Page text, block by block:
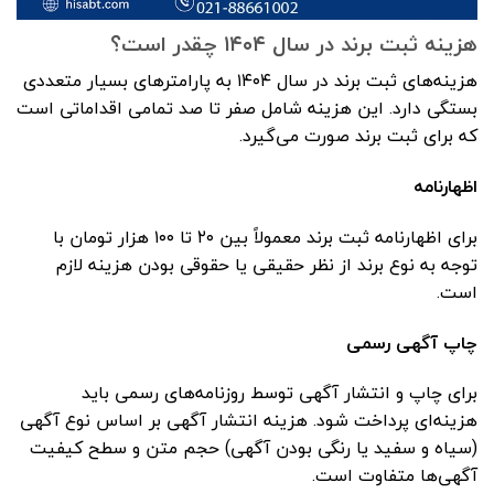
هزینه ثبت برند در سال ۱۴۰۴ چقدر است؟
هزینه‌های ثبت برند در سال ۱۴۰۴ به پارامترهای بسیار متعددی
بستگی دارد. این هزینه شامل صفر تا صد تمامی اقداماتی است
که برای ثبت برند صورت می‌گیرد.
اظهارنامه
برای اظهارنامه ثبت برند معمولاً بین ۲۰ تا ۱۰۰ هزار تومان با
توجه به نوع برند از نظر حقیقی یا حقوقی بودن هزینه لازم
است.
چاپ آگهی رسمی
برای چاپ و انتشار آگهی توسط روزنامه‌های رسمی باید
هزینه‌ای پرداخت شود. هزینه انتشار آگهی بر اساس نوع آگهی
(سیاه و سفید یا رنگی بودن آگهی) حجم متن و سطح کیفیت
آگهی‌ها متفاوت است.